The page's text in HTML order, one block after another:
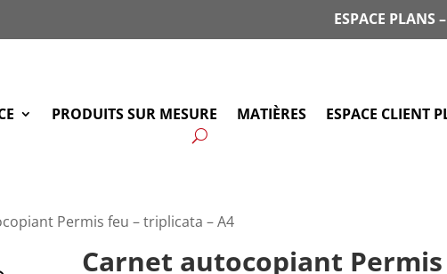
ESPACE PLANS–
PRODUITS SUR MESURE MATIÈRES ESPACE CLIENT
Permis feu – triplicata – A4
Carnet autocopiant Permis